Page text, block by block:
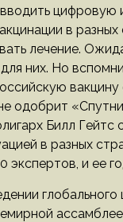
цифровую
в
лечение.
них. Но
вакцину
одобрит
Билл
в разных
экспертов, и ее